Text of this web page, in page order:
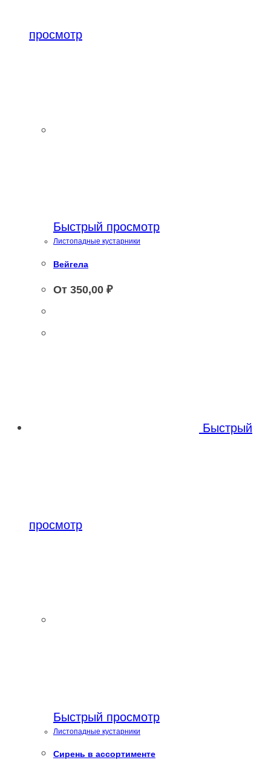
просмотр
Быстрый просмотр
Листопадные кустарники
Вейгела
От 350,00 ₽
Быстрый
просмотр
Быстрый просмотр
Листопадные кустарники
Сирень в ассортименте